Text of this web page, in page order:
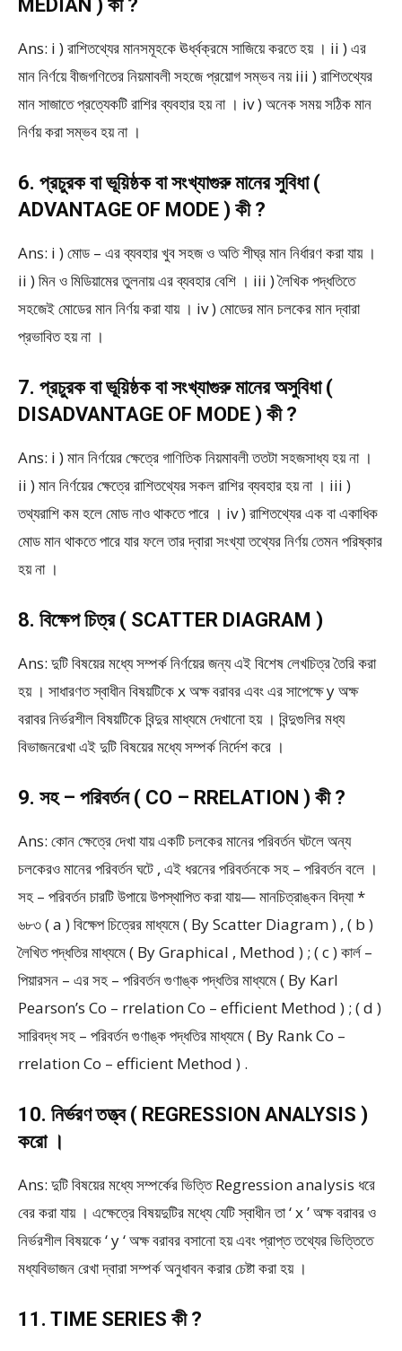
MEDIAN ) কী ?
Ans: i ) রাশিতথ্যের মানসমূহকে ঊর্ধ্বক্রমে সাজিয়ে করতে হয় । ii ) এর
মান নির্ণয়ে বীজগণিতের নিয়মাবলী সহজে প্রয়োগ সম্ভব নয় iii ) রাশিতথ্যের
মান সাজাতে প্রত্যেকটি রাশির ব্যবহার হয় না । iv ) অনেক সময় সঠিক মান
নির্ণয় করা সম্ভব হয় না ।
6. প্রচুরক বা ভূয়িষ্ঠক বা সংখ্যাগুরু মানের সুবিধা (
ADVANTAGE OF MODE ) কী ?
Ans: i ) মোড – এর ব্যবহার খুব সহজ ও অতি শীঘ্র মান নির্ধারণ করা যায় ।
ii ) মিন ও মিডিয়ামের তুলনায় এর ব্যবহার বেশি । iii ) লৈখিক পদ্ধতিতে
সহজেই মোডের মান নির্ণয় করা যায় । iv ) মোডের মান চলকের মান দ্বারা
প্রভাবিত হয় না ।
7. প্রচুরক বা ভূয়িষ্ঠক বা সংখ্যাগুরু মানের অসুবিধা (
DISADVANTAGE OF MODE ) কী ?
Ans: i ) মান নির্ণয়ের ক্ষেত্রে গাণিতিক নিয়মাবলী ততটা সহজসাধ্য হয় না ।
ii ) মান নির্ণয়ের ক্ষেত্রে রাশিতথ্যের সকল রাশির ব্যবহার হয় না । iii )
তথ্যরাশি কম হলে মোড নাও থাকতে পারে । iv ) রাশিতথ্যের এক বা একাধিক
মোড মান থাকতে পারে যার ফলে তার দ্বারা সংখ্যা তথ্যের নির্ণয় তেমন পরিষ্কার
হয় না ।
8. বিক্ষেপ চিত্র ( SCATTER DIAGRAM )
Ans: দুটি বিষয়ের মধ্যে সম্পর্ক নির্ণয়ের জন্য এই বিশেষ লেখচিত্র তৈরি করা
হয় । সাধারণত স্বাধীন বিষয়টিকে x অক্ষ বরাবর এবং এর সাপেক্ষে y অক্ষ
বরাবর নির্ভরশীল বিষয়টিকে বিন্দুর মাধ্যমে দেখানো হয় । বিন্দুগুলির মধ্য
বিভাজনরেখা এই দুটি বিষয়ের মধ্যে সম্পর্ক নির্দেশ করে ।
9. সহ – পরিবর্তন ( CO – RRELATION ) কী ?
Ans: কোন ক্ষেত্রে দেখা যায় একটি চলকের মানের পরিবর্তন ঘটলে অন্য
চলকেরও মানের পরিবর্তন ঘটে , এই ধরনের পরিবর্তনকে সহ – পরিবর্তন বলে ।
সহ – পরিবর্তন চারটি উপায়ে উপস্থাপিত করা যায়— মানচিত্রাঙ্কন বিদ্যা *
৬৮৩ ( a ) বিক্ষেপ চিত্রের মাধ্যমে ( By Scatter Diagram ) , ( b )
লৈখিত পদ্ধতির মাধ্যমে ( By Graphical , Method ) ; ( c ) কার্ল –
পিয়ারসন – এর সহ – পরিবর্তন গুণাঙ্ক পদ্ধতির মাধ্যমে ( By Karl
Pearson’s Co – rrelation Co – efficient Method ) ; ( d )
সারিবদ্ধ সহ – পরিবর্তন গুণাঙ্ক পদ্ধতির মাধ্যমে ( By Rank Co –
rrelation Co – efficient Method ) .
10. নির্ভরণ তত্ত্ব ( REGRESSION ANALYSIS )
করো ।
Ans: দুটি বিষয়ের মধ্যে সম্পর্কের ভিত্তি Regression analysis ধরে
বের করা যায় । এক্ষেত্রে বিষয়দুটির মধ্যে যেটি স্বাধীন তা ‘ x ’ অক্ষ বরাবর ও
নির্ভরশীল বিষয়কে ‘ y ‘ অক্ষ বরাবর বসানো হয় এবং প্রাপ্ত তথ্যের ভিত্তিতে
মধ্যবিভাজন রেখা দ্বারা সম্পর্ক অনুধাবন করার চেষ্টা করা হয় ।
11. TIME SERIES কী ?